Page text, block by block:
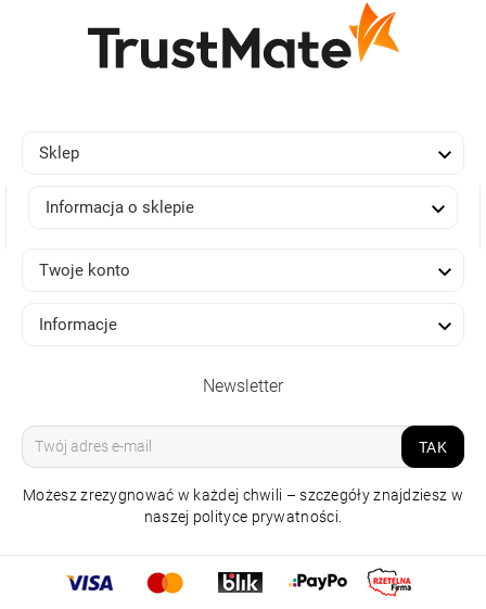
KINKIET AGA
Sklep 
Informacja o sklepie 
Twoje konto 
Informacje 
Newsletter
TAK
Możesz zrezygnować w każdej chwili – szczegóły znajdziesz w
naszej polityce prywatności.